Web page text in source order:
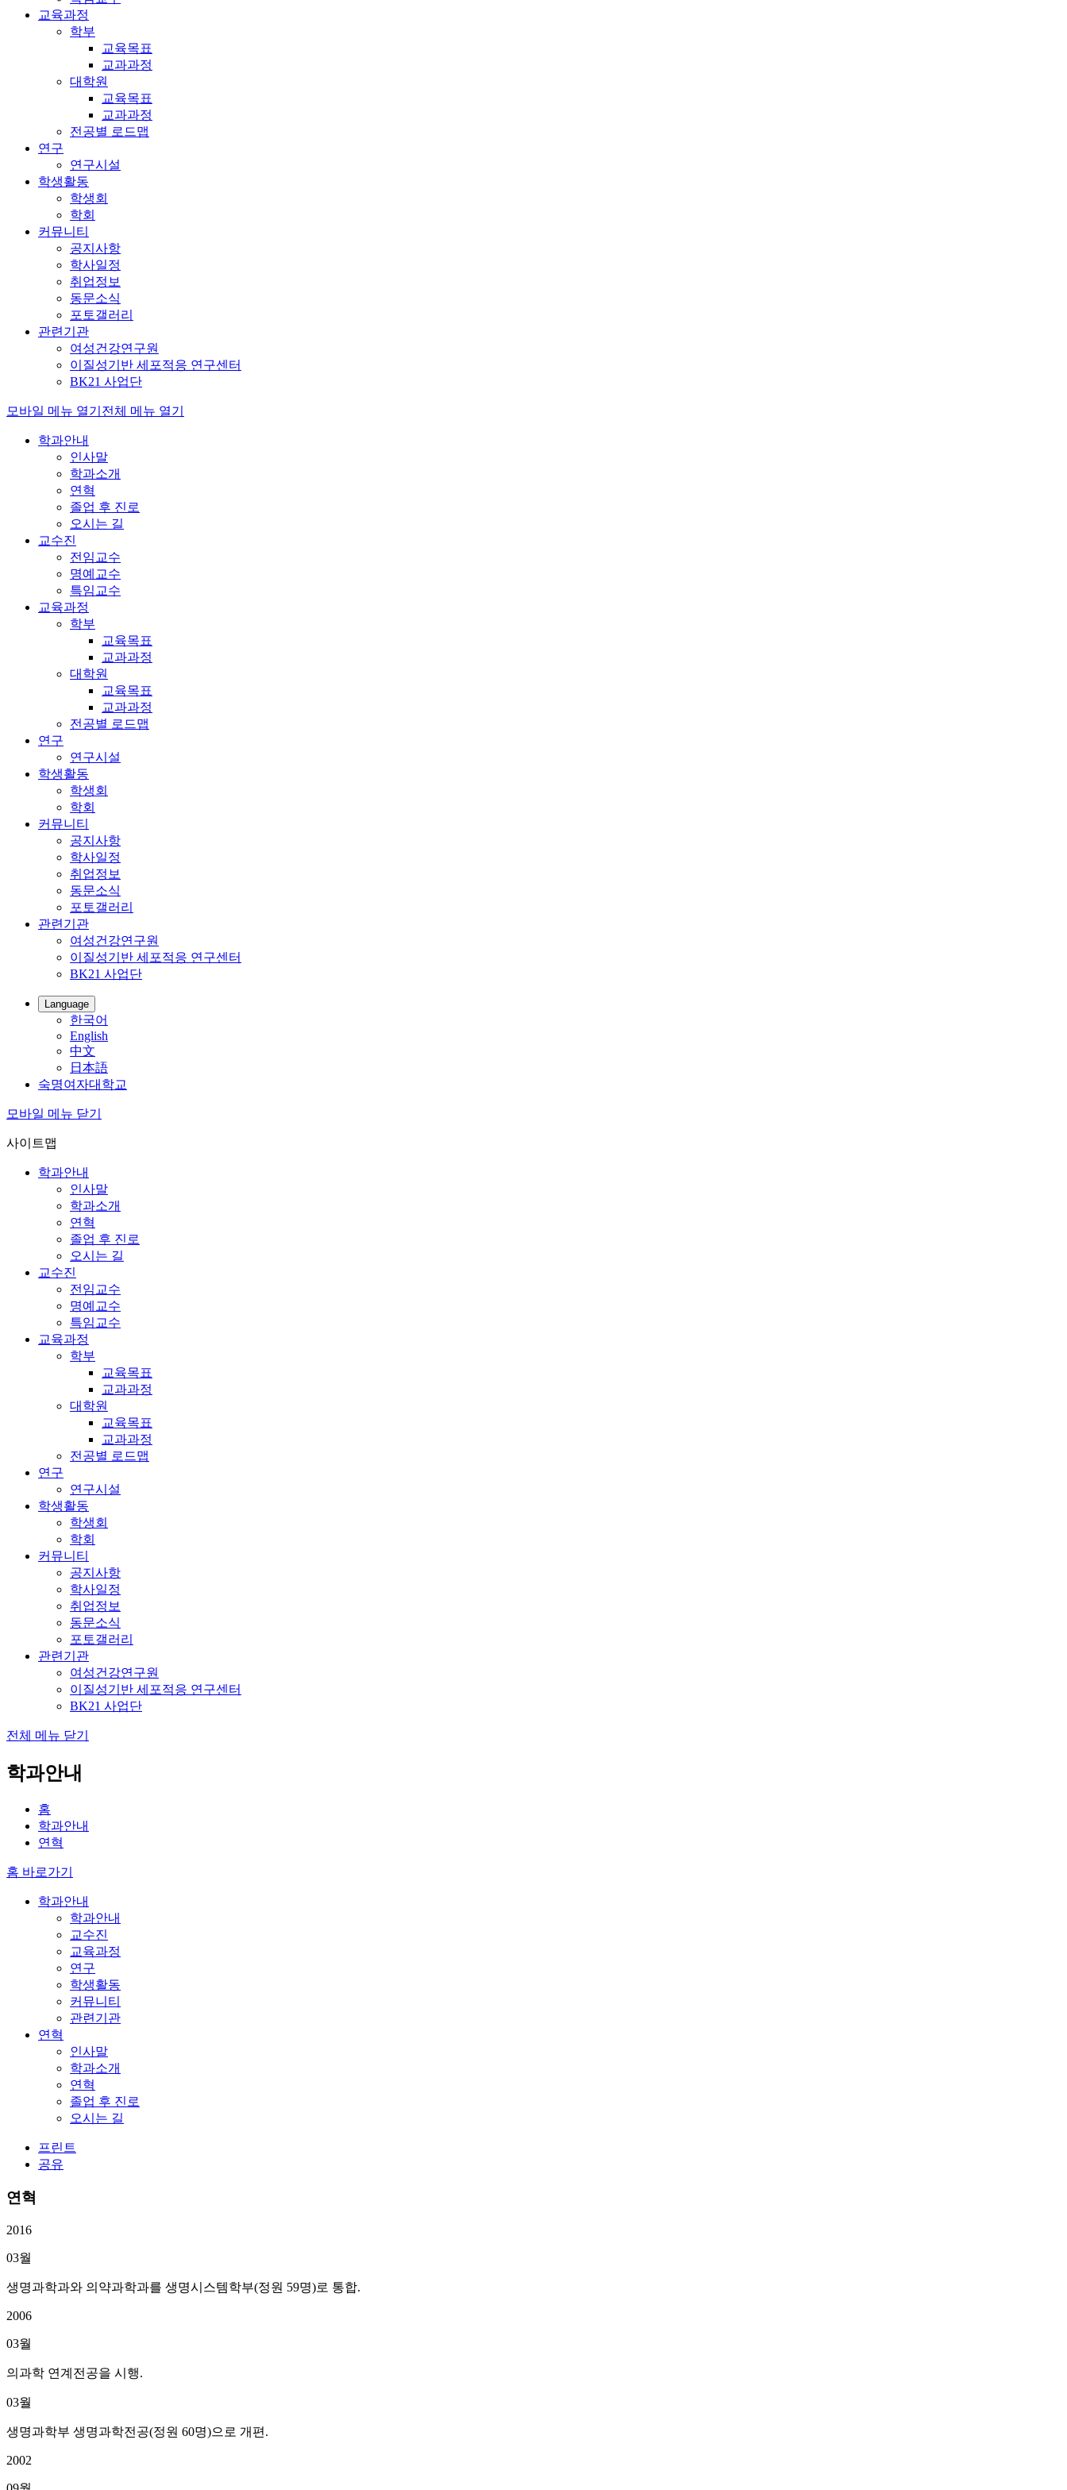
교육과정
학부
교육목표
교과과정
대학원
교육목표
교과과정
전공별 로드맵
연구
연구시설
학생활동
학생회
학회
커뮤니티
공지사항
학사일정
취업정보
동문소식
포토갤러리
관련기관
여성건강연구원
이질성기반 세포적응 연구센터
BK21 사업단
모바일 메뉴 열기 전체 메뉴 열기
학과안내
인사말
학과소개
연혁
졸업 후 진로
오시는 길
교수진
전임교수
명예교수
특임교수
교육과정
학부
교육목표
교과과정
대학원
교육목표
교과과정
전공별 로드맵
연구
연구시설
학생활동
학생회
학회
커뮤니티
공지사항
학사일정
취업정보
동문소식
포토갤러리
관련기관
여성건강연구원
이질성기반 세포적응 연구센터
BK21 사업단
Language
한국어
English
中文
日本語
숙명여자대학교
모바일 메뉴 닫기
사이트맵
학과안내
인사말
학과소개
연혁
졸업 후 진로
오시는 길
교수진
전임교수
명예교수
특임교수
교육과정
학부
교육목표
교과과정
대학원
교육목표
교과과정
전공별 로드맵
연구
연구시설
학생활동
학생회
학회
커뮤니티
공지사항
학사일정
취업정보
동문소식
포토갤러리
관련기관
여성건강연구원
이질성기반 세포적응 연구센터
BK21 사업단
전체 메뉴 닫기
학과안내
홈
학과안내
연혁
홈 바로가기
학과안내
학과안내
교수진
교육과정
연구
학생활동
커뮤니티
관련기관
연혁
인사말
학과소개
연혁
졸업 후 진로
오시는 길
프린트
공유
연혁
2016
03월
생명과학과와 의약과학과를 생명시스템학부(정원 59명)로 통합.
2006
03월
의과학 연계전공을 시행.
03월
생명과학부 생명과학전공(정원 60명)으로 개편.
2002